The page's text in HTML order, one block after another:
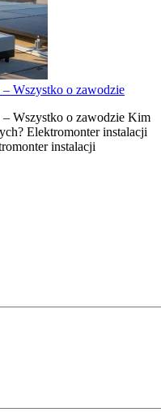
Wszystko o zawodzie
Wszystko o zawodzie Kim
Elektromonter instalacji
instalacji